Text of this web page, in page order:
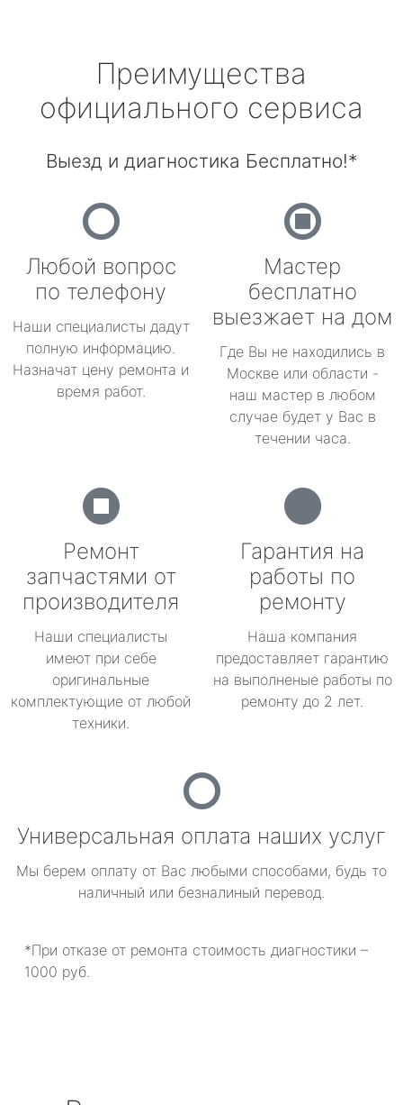
Преимущества
официального сервиса
Выезд и диагностика Бесплатно!*
Любой вопрос
по телефону
Наши специалисты дадут
полную информацию.
Назначат цену ремонта и
время работ.
Мастер
бесплатно
выезжает на дом
Где Вы не находились в
Москве или области -
наш мастер в любом
случае будет у Вас в
течении часа.
Ремонт
запчастями от
производителя
Наши специалисты
имеют при себе
оригинальные
комплектующие от любой
техники.
Гарантия на
работы по
ремонту
Наша компания
предоставляет гарантию
на выполненые работы по
ремонту до 2 лет.
Универсальная оплата наших услуг
Мы берем оплату от Вас любыми способами, будь то
наличный или безналиный перевод.
*При отказе от ремонта стоимость диагностики –
1000 руб.